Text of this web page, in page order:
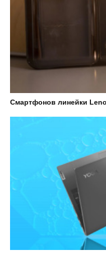
Смартфонов линейки